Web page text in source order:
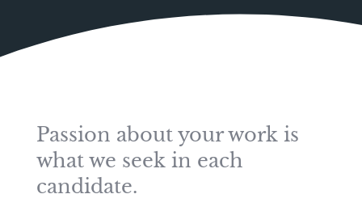
Passion about your work is
what we seek in each
candidate.